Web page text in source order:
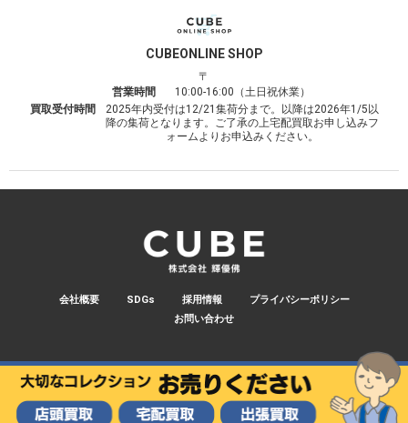
CUBEONLINE SHOP
〒
営業時間
10:00-16:00（土日祝休業）
買取受付時間
2025年内受付は12/21集荷分まで。以降は2026年1/5以
降の集荷となります。ご了承の上宅配買取お申し込みフ
ォームよりお申込みください。
会社概要 SDGs 採用情報
プライバシーポリシー
お問い合わせ
© 2026 CUBE.